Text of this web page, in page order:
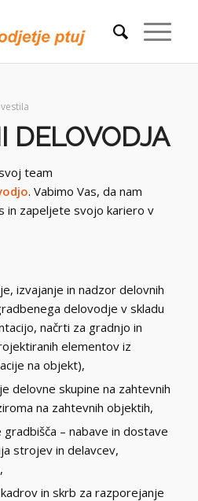
DELOVODJA
team
. Vabimo Vas, da nam
in zapeljete svojo kariero v
izvajanje in nadzor delovnih
delovodje v skladu
načrti za gradnjo in
elementov iz
na objekt),
delovne skupine na zahtevnih
na zahtevnih objektih,
– nabave in dostave
strojev in delavcev,
in skrb za razporejanje